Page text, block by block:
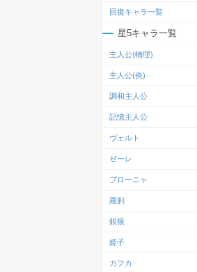
回復キャラ一覧
星5キャラ一覧
主人公(物理)
主人公(炎)
調和主人公
記憶主人公
ヴェルト
ゼーレ
ブローニャ
羅刹
銀狼
姫子
カフカ